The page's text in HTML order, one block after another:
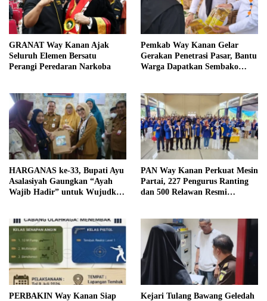
GRANAT Way Kanan Ajak
Seluruh Elemen Bersatu
Perangi Peredaran Narkoba
Pemkab Way Kanan Gelar
Gerakan Penetrasi Pasar, Bantu
Warga Dapatkan Sembako
HARGANAS ke-33, Bupati Ayu
Asalasiyah Gaungkan “Ayah
Wajib Hadir” untuk Wujudkan
PAN Way Kanan Perkuat Mesin
Partai, 227 Pengurus Ranting
dan 500 Relawan Resmi
PERBAKIN Way Kanan Siap
Kejari Tulang Bawang Geledah